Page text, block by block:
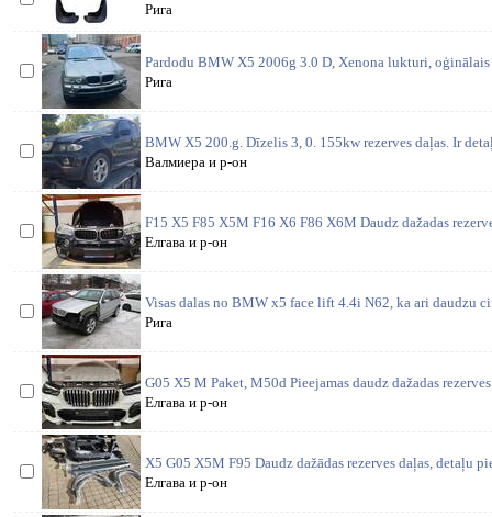
Рига
Pardodu BMW X5 2006g 3.0 D, Xenona lukturi, oģinālais
Рига
BMW X5 200.g. Dīzelis 3, 0. 155kw rezerves daļas. Ir
Валмиера и р-он
F15 X5 F85 X5M F16 X6 F86 X6M Daudz dažadas
Елгава и р-он
Visas dalas no BMW x5 face lift 4.4i N62, ka ari daudzu
Рига
G05 X5 M Paket, M50d Pieejamas daudz dažadas
Елгава и р-он
X5 G05 X5M F95 Daudz dažādas rezerves daļas, detaļu
Елгава и р-он